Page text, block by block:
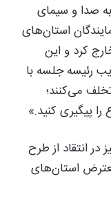
به صدا و سیمای
استان‌های
کرد و این
رئیسه جلسه با
می‌کنند؛
پیگیری کنید.»
در انتقاد از طرح
استان‌های